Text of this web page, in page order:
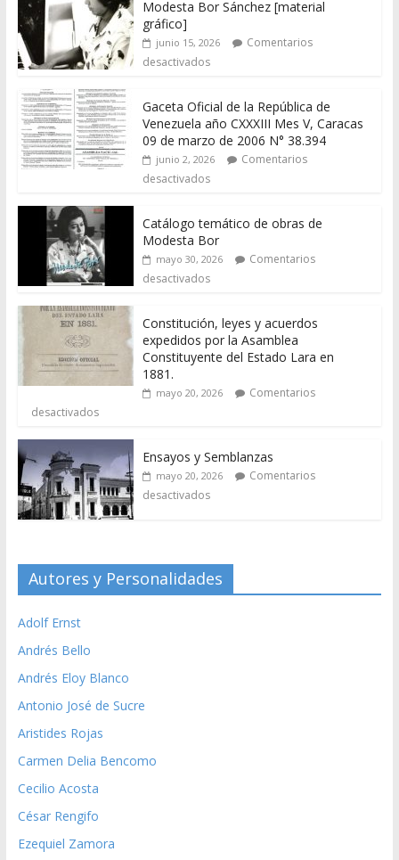
Modesta Bor Sánchez [material
gráfico]
junio 15, 2026
Comentarios
desactivados
Gaceta Oficial de la República de
Venezuela año CXXXIII Mes V, Caracas
09 de marzo de 2006 N° 38.394
junio 2, 2026
Comentarios
desactivados
Catálogo temático de obras de
Modesta Bor
mayo 30, 2026
Comentarios
desactivados
Constitución, leyes y acuerdos
expedidos por la Asamblea
Constituyente del Estado Lara en
1881.
mayo 20, 2026
Comentarios
desactivados
Ensayos y Semblanzas
mayo 20, 2026
Comentarios
desactivados
Autores y Personalidades
Adolf Ernst
Andrés Bello
Andrés Eloy Blanco
Antonio José de Sucre
Aristides Rojas
Carmen Delia Bencomo
Cecilio Acosta
César Rengifo
Ezequiel Zamora